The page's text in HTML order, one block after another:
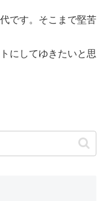
です。そこまで堅苦
にしてゆきたいと思